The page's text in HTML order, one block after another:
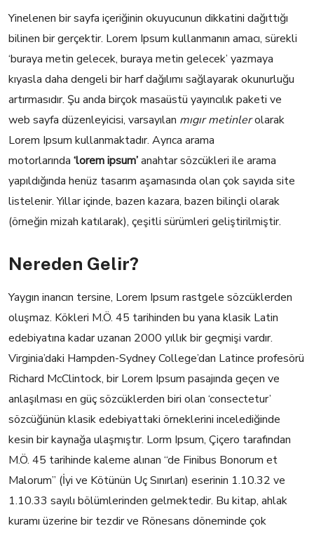
Yinelenen bir sayfa içeriğinin okuyucunun dikkatini dağıttığı
bilinen bir gerçektir. Lorem Ipsum kullanmanın amacı, sürekli
‘buraya metin gelecek, buraya metin gelecek’ yazmaya
kıyasla daha dengeli bir harf dağılımı sağlayarak okunurluğu
artırmasıdır. Şu anda birçok masaüstü yayıncılık paketi ve
web sayfa düzenleyicisi, varsayılan mıgır metinlerolarak
Lorem Ipsum kullanmaktadır. Ayrıca arama
motorlarında ‘lorem ipsum’anahtar sözcükleri ile arama
yapıldığında henüz tasarım aşamasında olan çok sayıda site
listelenir. Yıllar içinde, bazen kazara, bazen bilinçli olarak
(örneğin mizah katılarak), çeşitli sürümleri geliştirilmiştir.
Nereden Gelir?
Yaygın inancın tersine, Lorem Ipsum rastgele sözcüklerden
oluşmaz. Kökleri M.Ö. 45 tarihinden bu yana klasik Latin
edebiyatına kadar uzanan 2000 yıllık bir geçmişi vardır.
Virginia’daki Hampden-Sydney College’dan Latince profesörü
Richard McClintock, bir Lorem Ipsum pasajında geçen ve
anlaşılması en güç sözcüklerden biri olan ‘consectetur’
sözcüğünün klasik edebiyattaki örneklerini incelediğinde
kesin bir kaynağa ulaşmıştır. Lorm Ipsum, Çiçero tarafından
M.Ö. 45 tarihinde kaleme alınan “de Finibus Bonorum et
Malorum” (İyi ve Kötünün Uç Sınırları) eserinin 1.10.32 ve
1.10.33 sayılı bölümlerinden gelmektedir. Bu kitap, ahlak
kuramı üzerine bir tezdir ve Rönesans döneminde çok